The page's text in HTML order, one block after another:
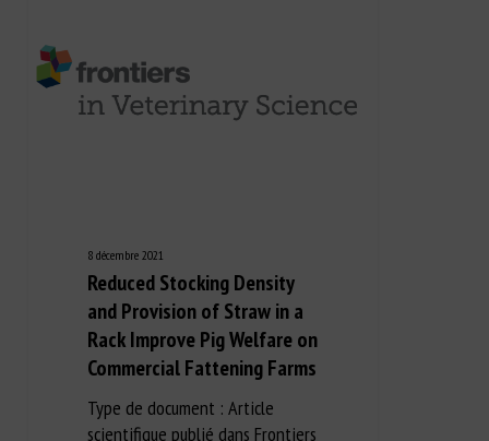
8 décembre 2021
Reduced Stocking Density
and Provision of Straw in a
Rack Improve Pig Welfare on
Commercial Fattening Farms
Type de document : Article
scientifique publié dans Frontiers